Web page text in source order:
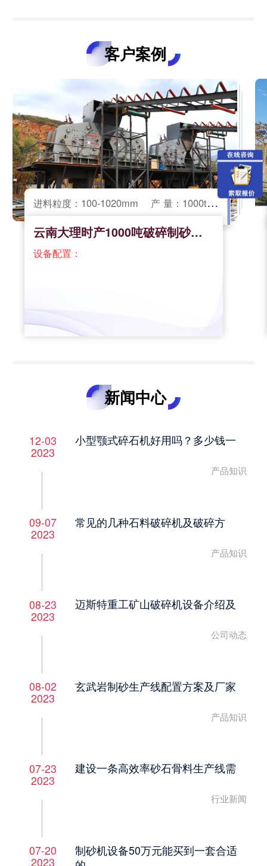
客户案例
进料粒度：100-1020mm 产 量：1000t/h
云南大理时产1000吨破碎制砂大型生
设备配置：
新闻中心
12-03
2023
小型颚式碎石机好用吗？多少钱一
产品知识
09-07
2023
常见的几种石料破碎机及破碎方
产品知识
08-23
2023
迈斯特重工矿山破碎机设备介绍及
公司动态
08-02
2023
玄武岩制砂生产线配置方案及厂家
产品知识
07-23
2023
建设一条高效率砂石骨料生产线需
行业新闻
07-20
2023
制砂机设备50万元能买到一套合适